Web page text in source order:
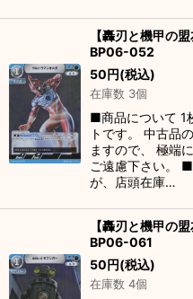
【轟刃と機甲の
BP06-052
50円(税込)
在庫数 3個
■商品について 1
トです。 中古品
ますので、 極端
ご遠慮下さい。
が、店頭在庫…
【轟刃と機甲の
BP06-061
50円(税込)
在庫数 4個